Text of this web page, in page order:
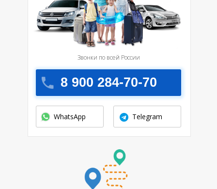
8 900 284-70-70
Звонки по всей России
WhatsApp Telegram